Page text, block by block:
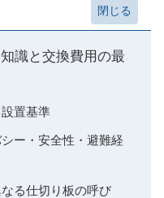
識と交換費用の最
置基準
ー・安全性・避難経
る仕切り板の呼び